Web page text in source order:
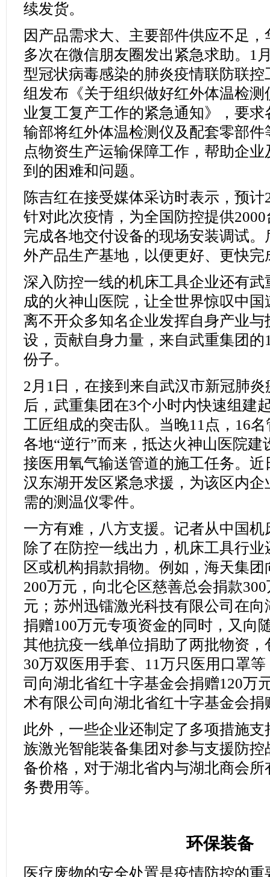
续发货。
因产品需求大、主要部件供应不足
多次在微信朋友圈发出紧急求助。1
型冠状病毒感染的肺炎疫情联防联
组发布《关于组织做好红外体温检
业复工复产工作的紧急通知》，要
输部将红外体温检测仪及配套零部
点物资生产运输保障工作，帮助企
到的困难和问题。
陈吉红在接受媒体采访时表示，预
针对此次疫情，为全国防控提供
完成各地交付设备的现场安装调试
外产品生产基地，以便更好、更快完
深入防控一线的机床工具企业还有
成的火神山医院，让全世界惊叹中
离不开众多知名企业发挥自身产业
设，贡献自身力量，来自武重集团
份子。
2月1日，在接到来自武汉市新冠肺
后，武重集团在3个小时内快速组建
工匠组成的突击队。当晚11点，16
各地“逆行”而来，抵达火神山医院
接医用氧气输送管道的施工任务。
汉东湖开发区紧急求援，为该区内
需的测温仪零件。
一方有难，八方支援。记者从中国
除了在防控一线出力，机床工具行
区或机构捐款捐物。例如，海天集
200万元，向北仑区慈善总会捐款
元；苏州迅镭激光科技有限公司在
捐赠100万元专项资金的同时，又向
其他抗疫一线单位捐助了两批物资
30万双医用手套、11万只医用口罩
司向湖北省红十字基金会捐赠120万
术有限公司向湖北省红十字基金会捐
此外，一些企业还制定了多项措施
族激光智能装备集团对参与支援防
备价格，对于湖北省内与湖北商会
务费用等。
环保装备
医疗废物的安全处置是疫情防控的